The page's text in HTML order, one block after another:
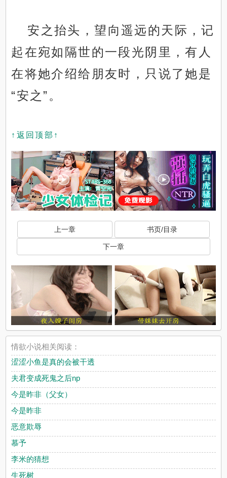
安之抬头，望向遥远的天际，记
起在宛如隔世的一段光阴里，有人
在将她介绍给朋友时，只说了她是
“安之”。
↑返回顶部↑
上一章 书页/目录
下一章
情欲小说相关阅读：
涩涩小鱼是真的会被干透
夫君变成死鬼之后np
今是昨非（父女）
今是昨非
恶意欺辱
慕予
李米的猜想
生死树